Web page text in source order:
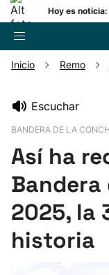
Hoy es noticia:
Pelota
Remo
Inicio Remo
Escuchar
BANDERA DE LA
Así ha
Bandera
2025, la
historia